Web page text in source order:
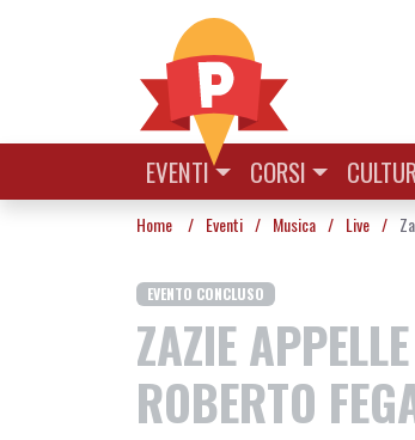
EVENTI CORSI
Home / Eventi / Musica / Live /
EVENTO CONCLUSO
ZAZIE
ROBERTO